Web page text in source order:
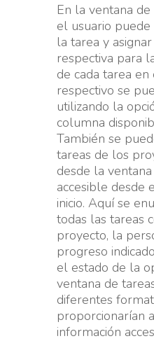
En la ventana
el usuario
la tarea y
respectiva para
de cada tarea
respectivo se
utilizando la
columna
También se
tareas de los
desde la
accesible desde
inicio. Aquí se
todas las tareas
proyecto, la
progreso
el estado de la
ventana de
diferentes
proporcionarían
información